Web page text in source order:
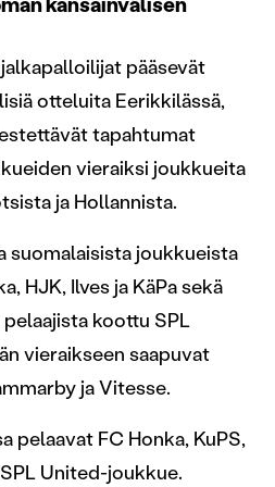
olet antanut heille tai joita on
heidän palvelujaan.
pääsevät
otteluita Eerikkilässä,
tapahtumat
vieraiksi joukkueita
ja Hollannista.
suomalaisista joukkueista
HJK, Ilves ja KäPa sekä
koottu SPL
vieraikseen saapuvat
ja Vitesse.
pelaavat FC Honka, KuPS,
United-joukkue.